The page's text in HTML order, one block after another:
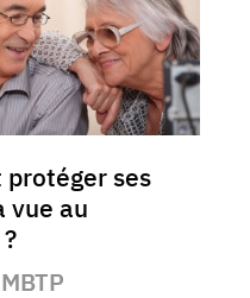
protéger ses
vue au
MBTP